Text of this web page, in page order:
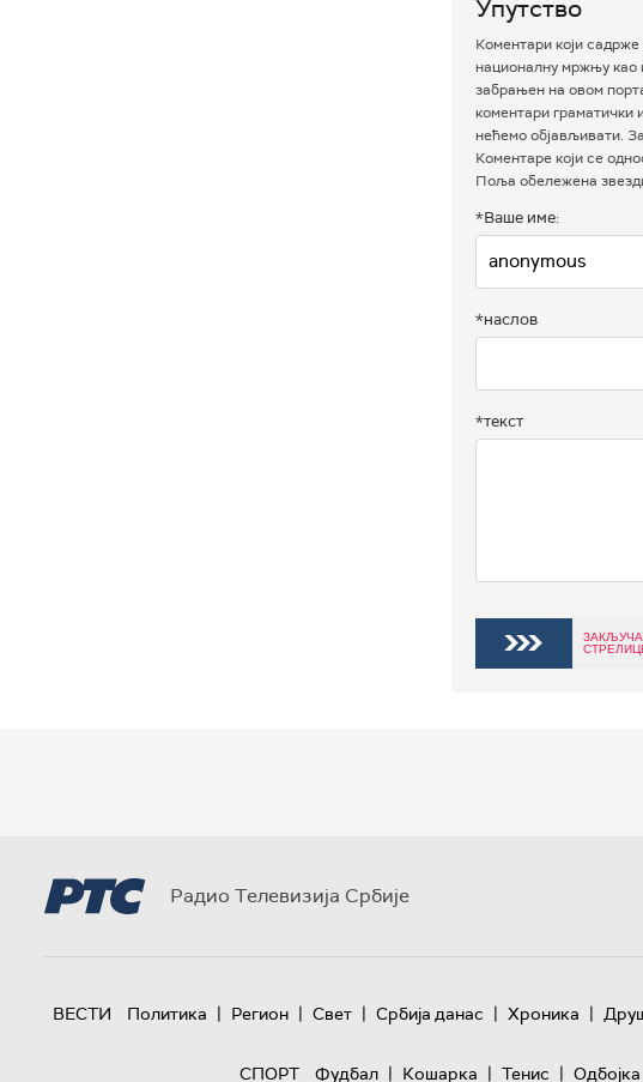
Упутство
Коментари који
националну мржњу као
забрањен на овом
коментари
нећемо објављивати.
Коментаре који се
Поља обележена
*Ваше име:
*наслов
*текст
Радио Телевизија Србије
ВЕСТИ Политика | Регион | Свет | Србија данас | Хроника |
СПОРТ
Фудбал | Кошарка | Тенис | Одбојка